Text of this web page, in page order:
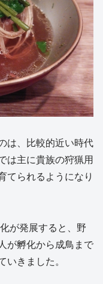
は、比較的近い時代
は主に貴族の狩猟用
てられるようになり
が発展すると、野
が孵化から成鳥まで
きました。